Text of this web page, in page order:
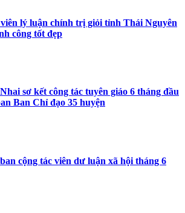
lý luận chính trị giỏi tỉnh Thái Nguyên
công tốt đẹp
sơ kết công tác tuyên giáo 6 tháng đầu
Ban Chỉ đạo 35 huyện
cộng tác viên dư luận xã hội tháng 6